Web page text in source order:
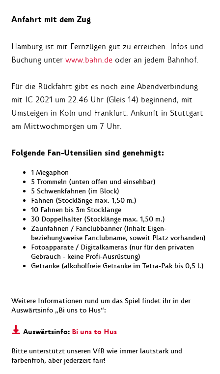
Anfahrt mit dem Zug
Hamburg ist mit Fernzügen gut zu erreichen. Infos und
Buchung unter www.bahn.de oder an jedem Bahnhof.
Für die Rückfahrt gibt es noch eine Abendverbindung
mit IC 2021 um 22.46 Uhr (Gleis 14) beginnend, mit
Umsteigen in Köln und Frankfurt. Ankunft in Stuttgart
am Mittwochmorgen um 7 Uhr.
Folgende Fan-Utensilien sind genehmigt:
1 Megaphon
5 Trommeln (unten offen und einsehbar)
5 Schwenkfahnen (im Block)
Fahnen (Stocklänge max. 1,50 m.)
10 Fahnen bis 3m Stocklänge
30 Doppelhalter (Stocklänge max. 1,50 m.)
Zaunfahnen / Fanclubbanner (Inhalt Eigen-
beziehungsweise Fanclubname, soweit Platz vorhanden)
Fotoapparate / Digitalkameras (nur für den privaten
Gebrauch - keine Profi-Ausrüstung)
Getränke (alkoholfreie Getränke im Tetra-Pak bis 0,5 l.)
Weitere Informationen rund um das Spiel findet ihr in der
Auswärtsinfo „Bi uns to Hus“:
Auswärtsinfo: Bi uns to Hus
Bitte unterstützt unseren VfB wie immer lautstark und
farbenfroh, aber jederzeit fair!